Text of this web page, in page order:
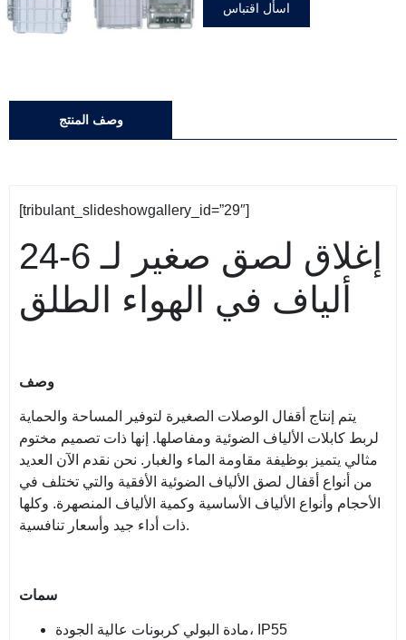
اسأل اقتباس
وصف المنتج
[tribulant_slideshowgallery_id=”29″]
إغلاق لصق صغير لـ 6-24
وصف
يتم إنتاج أقفال الوصلات الصغيرة لتوفير المساحة والحماية
لربط كابلات الألياف الضوئية ومفاصلها. إنها ذات تصميم مختوم
مثالي يتميز بوظيفة مقاومة الماء والغبار. نحن نقدم الآن العديد
من أنواع أقفال لصق الألياف الضوئية الأفقية والتي تختلف في
الأحجام وأنواع الألياف الأساسية وكمية الألياف المنصهرة. وكلها
ذات أداء جيد وأسعار تنافسية.
سمات
مادة البولي كربونات عالية الجودة، IP55